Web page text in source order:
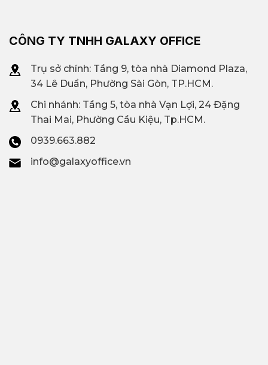
CÔNG TY TNHH GALAXY OFFICE
Trụ sở chính: Tầng 9, tòa nhà Diamond Plaza,
34 Lê Duẩn, Phường Sài Gòn, TP.HCM.
Chi nhánh: Tầng 5, tòa nhà Vạn Lợi, 24 Đặng
Thai Mai, Phường Cầu Kiệu, Tp.HCM.
0939.663.882
info@galaxyoffice.vn